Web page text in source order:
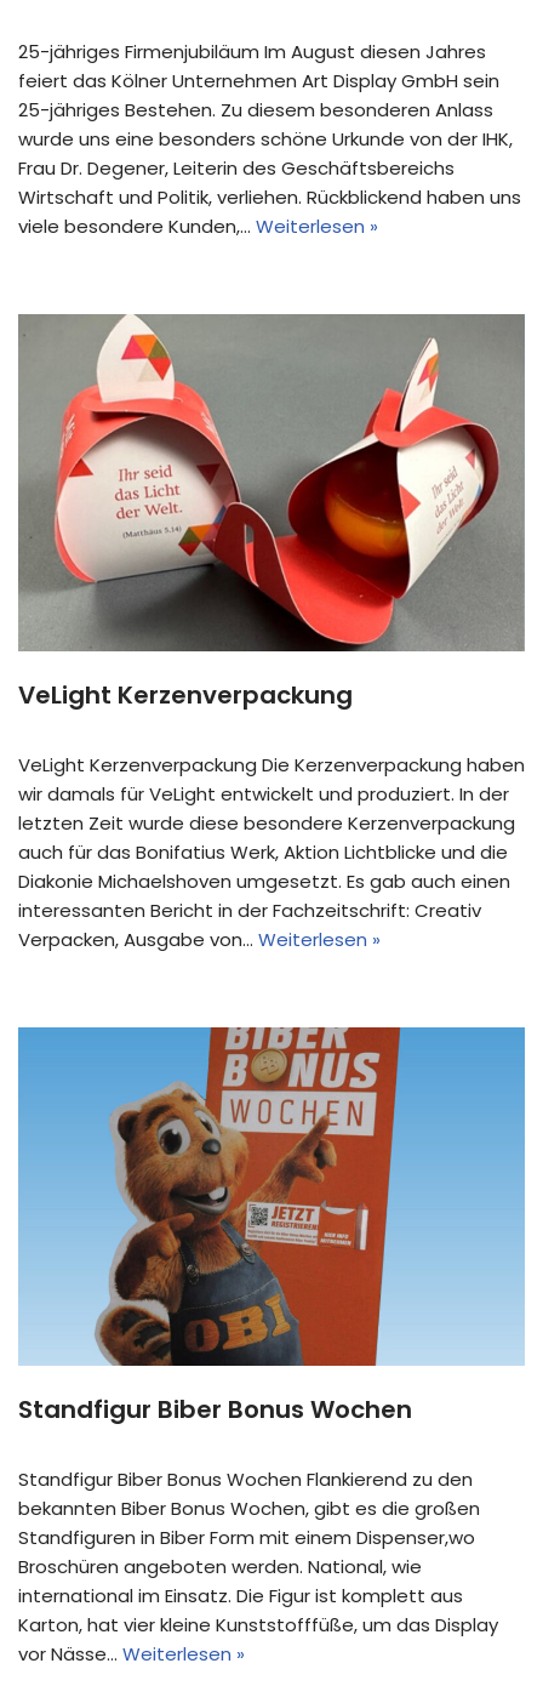
25-jähriges Firmenjubiläum Im August diesen Jahres
feiert das Kölner Unternehmen Art Display GmbH sein
25-jähriges Bestehen. Zu diesem besonderen Anlass
wurde uns eine besonders schöne Urkunde von der IHK,
Frau Dr. Degener, Leiterin des Geschäftsbereichs
Wirtschaft und Politik, verliehen. Rückblickend haben uns
viele besondere Kunden,… Weiterlesen »
VeLight Kerzenverpackung
VeLight Kerzenverpackung Die Kerzenverpackung haben
wir damals für VeLight entwickelt und produziert. In der
letzten Zeit wurde diese besondere Kerzenverpackung
auch für das Bonifatius Werk, Aktion Lichtblicke und die
Diakonie Michaelshoven umgesetzt. Es gab auch einen
interessanten Bericht in der Fachzeitschrift: Creativ
Verpacken, Ausgabe von… Weiterlesen »
Standfigur Biber Bonus Wochen
Standfigur Biber Bonus Wochen Flankierend zu den
bekannten Biber Bonus Wochen, gibt es die großen
Standfiguren in Biber Form mit einem Dispenser,wo
Broschüren angeboten werden. National, wie
international im Einsatz. Die Figur ist komplett aus
Karton, hat vier kleine Kunststofffüße, um das Display
vor Nässe… Weiterlesen »